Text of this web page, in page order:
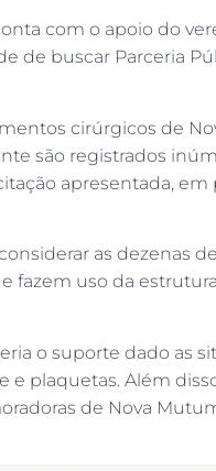
com o apoio do
de buscar Parceria
cirúrgicos de
são registrados
apresentada,
as
fazem uso da
o suporte dado as
Além
de Nova